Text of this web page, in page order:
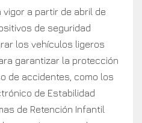
a partir de abril de
de seguridad
los vehículos ligeros
garantizar la protección
de accidentes, como los
de Estabilidad
de Retención Infantil